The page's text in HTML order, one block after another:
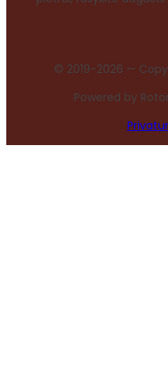
© 2019-2026 —
Powered by